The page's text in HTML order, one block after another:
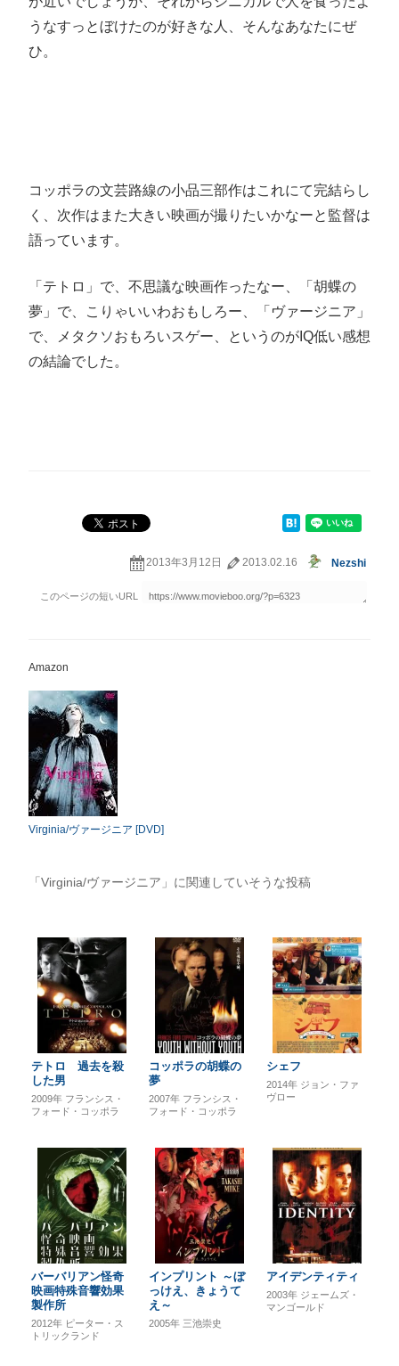
うなすっとぼけたのが好きな人、そんなあなたにぜ
ひ。
コッポラの文芸路線の小品三部作はこれにて完結らし
く、次作はまた大きい映画が撮りたいかなーと監督は
語っています。
「テトロ」で、不思議な映画作ったなー、「胡蝶の
夢」で、こりゃいいわおもしろー、「ヴァージニア」
で、メタクソおもろいスゲー、というのがIQ低い感想
の結論でした。
2013年3月12日 2013.02.16 Nezshi
Amazon
Virginia/ヴァージニア [DVD]
「Virginia/ヴァージニア」に関連していそうな投稿
テトロ 過去を殺
した男
2009年 フランシス・
フォード・コッポラ
コッポラの胡蝶の
夢
2007年 フランシス・
フォード・コッポラ
シェフ
2014年 ジョン・ファ
ヴロー
バーバリアン怪奇
映画特殊音響効果
製作所
2012年 ピーター・ス
トリックランド
インプリント ～ぼ
っけえ、きょうて
え～
2005年 三池崇史
アイデンティティ
2003年 ジェームズ・
マンゴールド